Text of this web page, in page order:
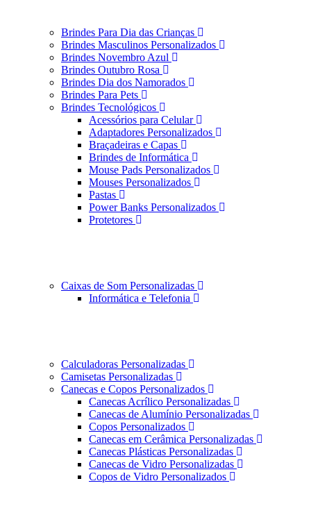
Brindes Para Dia das Crianças
Brindes Masculinos Personalizados
Brindes Novembro Azul
Brindes Outubro Rosa
Brindes Dia dos Namorados
Brindes Para Pets
Brindes Tecnológicos
Acessórios para Celular
Adaptadores Personalizados
Braçadeiras e Capas
Brindes de Informática
Mouse Pads Personalizados
Mouses Personalizados
Pastas
Power Banks Personalizados
Protetores
Caixas de Som Personalizadas
Informática e Telefonia
Calculadoras Personalizadas
Camisetas Personalizadas
Canecas e Copos Personalizados
Canecas Acrílico Personalizadas
Canecas de Alumínio Personalizadas
Copos Personalizados
Canecas em Cerâmica Personalizadas
Canecas Plásticas Personalizadas
Canecas de Vidro Personalizadas
Copos de Vidro Personalizados